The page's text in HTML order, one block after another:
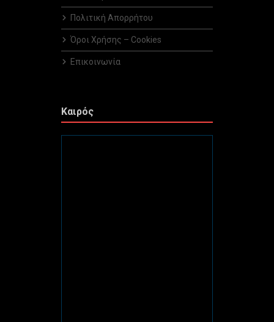
Πολιτική Απορρήτου
Όροι Χρήσης – Cookies
Επικοινωνία
Καιρός